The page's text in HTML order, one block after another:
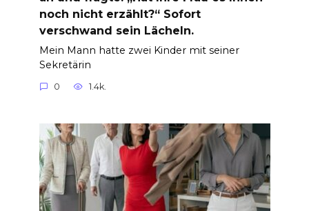
noch nicht erzählt?“ Sofort
verschwand sein Lächeln.
Mein Mann hatte zwei Kinder mit seiner
Sekretärin
0 1.4k.